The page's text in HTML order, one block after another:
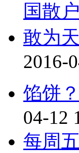
国散户
敢为
2016-
馅饼
04-12
每周